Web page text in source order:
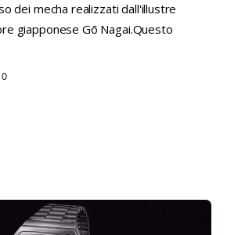
dei mecha realizzati dall'illustre
giapponese Gō Nagai.Questo
0